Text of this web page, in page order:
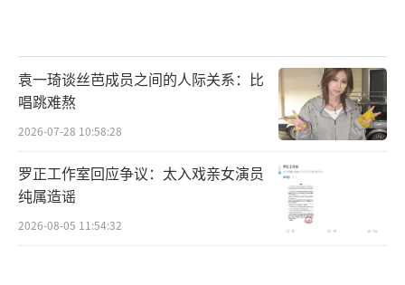
袁一琦谈丝芭成员之间的人际关系：比
唱跳难熬
2026-07-28 10:58:28
罗正工作室回应争议：太入戏亲女演员
纯属造谣
2026-08-05 11:54:32